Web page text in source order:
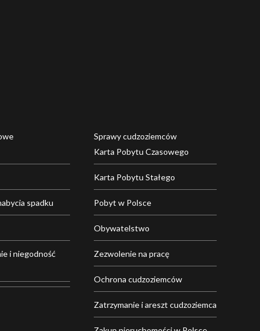
spadku
i niegodność
Sprawy cudzoziemców
Karta Pobytu Czasowego
Karta Pobytu Stałego
Pobyt w Polsce
Obywatelstwo
Zezwolenie na pracę
Ochrona cudzoziemców
Zatrzymanie i areszt cudzoziemca